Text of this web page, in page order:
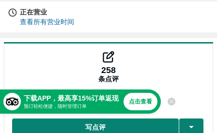
正在营业
查看所有营业时间
258
条点评
点评
写点评
下载APP，最高享15%订单返现
预订轻松便捷，随时管理订单
点击查看